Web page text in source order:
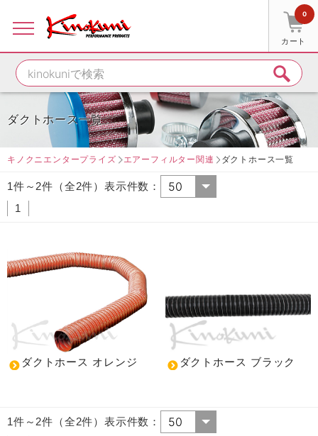
カート
0
ダクトホース一覧
キノクニエンタープライズ エアーフィルター関連 ダクトホース一覧
1件～2件（全2件）表示件数：
1
ダクトホース オレンジ ダクトホース ブラック
1件～2件（全2件）表示件数：